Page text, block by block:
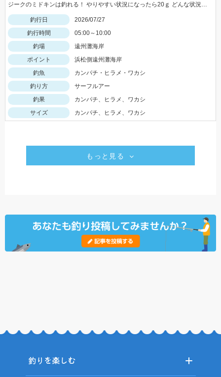
ジークのミドキンは釣れる！ やりやすい状況になったら20ｇ どんな状況でも100ｍ以上飛ばすなら 40ｇがおすすめ
釣行日
2026/07/27
釣行時間
05:00～10:00
釣場
遠州灘海岸
ポイント
浜松側遠州灘海岸
釣魚
カンパチ・ヒラメ・ワカシ
釣り方
サーフルアー
釣果
カンパチ、ヒラメ、ワカシ
サイズ
カンパチ、ヒラメ、ワカシ
もっと見る
釣りを楽しむ